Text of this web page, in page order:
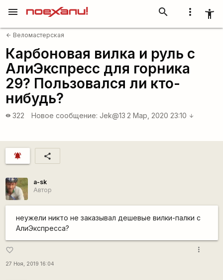
more_vert accessibility_new
search
menu
arrow_back Веломастерская
Карбоновая вилка и руль с
АлиЭкспресс для горника
29? Пользовался ли кто-
нибудь?
visibility 322 Новое сообщение: Jek@13 2 Мар, 2020 23:10 arrow_downward
notifications_active share
a-sk
Автор
неужели никто не заказывал дешевые вилки-палки с
АлиЭкспресса?
favorite_border
27 Ноя, 2019 16:04
more_vert